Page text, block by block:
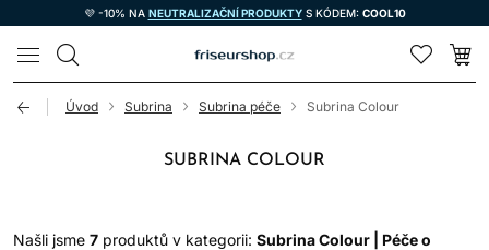
💜 -10% NA NEUTRALIZAČNÍ PRODUKTYS KÓDEM: COOL10
LOMAX
Úvod Subrina Subrina péče Subrina Colour
SUBRINA COLOUR
Našli jsme 7 produktů v kategorii: Subrina Colour | Péče o